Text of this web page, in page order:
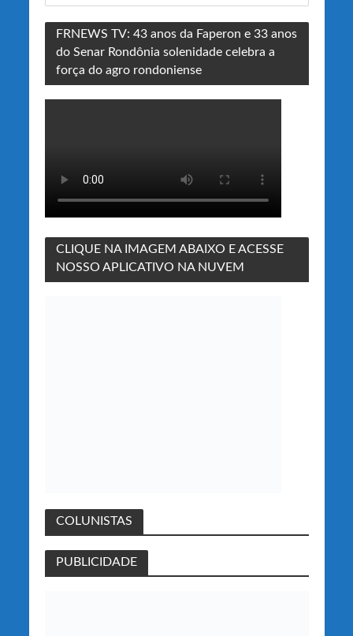
FRNEWS TV: 43 anos da Faperon e 33 anos
do Senar Rondônia solenidade celebra a
força do agro rondoniense
CLIQUE NA IMAGEM ABAIXO E ACESSE
NOSSO APLICATIVO NA NUVEM
COLUNISTAS
PUBLICIDADE